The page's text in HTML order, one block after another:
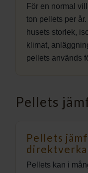
För en normal
ton pellets per
husets storlek,
klimat,
pellets används
Pellets
Pellets
Pellets kan i